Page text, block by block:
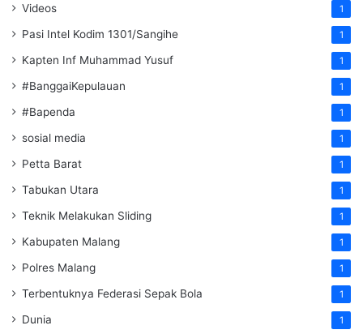
Videos 1
Pasi Intel Kodim 1301/Sangihe 1
Kapten Inf Muhammad Yusuf 1
#BanggaiKepulauan 1
#Bapenda 1
sosial media 1
Petta Barat 1
Tabukan Utara 1
Teknik Melakukan Sliding 1
Kabupaten Malang 1
Polres Malang 1
Terbentuknya Federasi Sepak Bola 1
Dunia 1